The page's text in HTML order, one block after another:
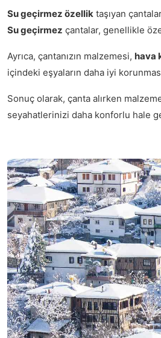
Su geçirmez özellik taşıyan
Su geçirmez çantalar, genellikle
Ayrıca, çantanızın malzemesi, hava
içindeki eşyaların daha iyi
Sonuç olarak, çanta alırken
seyahatlerinizi daha konforlu hale